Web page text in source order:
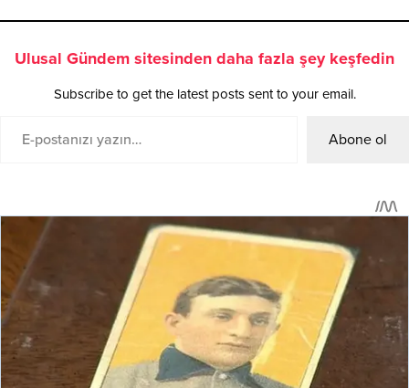
Ulusal Gündem sitesinden daha fazla şey keşfedin
Subscribe to get the latest posts sent to your email.
Abone ol